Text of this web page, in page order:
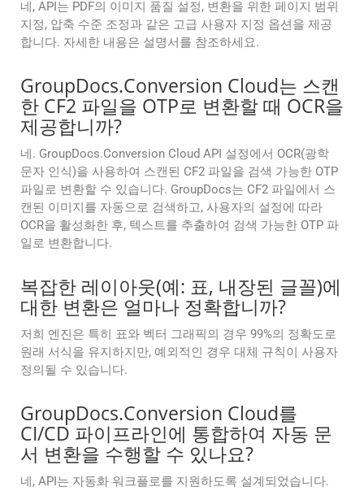
네, API는 PDF의 이미지 품질 설정, 변환을 위한 페이지 범위
지정, 압축 수준 조정과 같은 고급 사용자 지정 옵션을 제공
합니다. 자세한 내용은 설명서를 참조하세요.
GroupDocs.Conversion Cloud는 스캔
한 CF2 파일을 OTP로 변환할 때 OCR을
제공합니까?
네. GroupDocs.Conversion Cloud API 설정에서 OCR(광학
문자 인식)을 사용하여 스캔된 CF2 파일을 검색 가능한 OTP
파일로 변환할 수 있습니다. GroupDocs는 CF2 파일에서 스
캔된 이미지를 자동으로 검색하고, 사용자의 설정에 따라
OCR을 활성화한 후, 텍스트를 추출하여 검색 가능한 OTP 파
일로 변환합니다.
복잡한 레이아웃(예: 표, 내장된 글꼴)에
대한 변환은 얼마나 정확합니까?
저희 엔진은 특히 표와 벡터 그래픽의 경우 99%의 정확도로
원래 서식을 유지하지만, 예외적인 경우 대체 규칙이 사용자
정의될 수 있습니다.
GroupDocs.Conversion Cloud를
CI/CD 파이프라인에 통합하여 자동 문
서 변환을 수행할 수 있나요?
네, API는 자동화 워크플로를 지원하도록 설계되었습니다.